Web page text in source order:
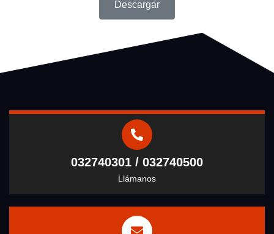
Descargar
032740301 / 032740500
Llámanos